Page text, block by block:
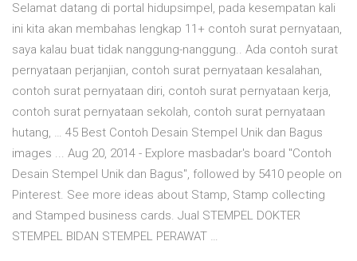
Selamat datang di portal hidupsimpel, pada kesempatan kali
ini kita akan membahas lengkap 11+ contoh surat pernyataan,
saya kalau buat tidak nanggung-nanggung.. Ada contoh surat
pernyataan perjanjian, contoh surat pernyataan kesalahan,
contoh surat pernyataan diri, contoh surat pernyataan kerja,
contoh surat pernyataan sekolah, contoh surat pernyataan
hutang, … 45 Best Contoh Desain Stempel Unik dan Bagus
images ... Aug 20, 2014 - Explore masbadar's board "Contoh
Desain Stempel Unik dan Bagus", followed by 5410 people on
Pinterest. See more ideas about Stamp, Stamp collecting
and Stamped business cards. Jual STEMPEL DOKTER
STEMPEL BIDAN STEMPEL PERAWAT …